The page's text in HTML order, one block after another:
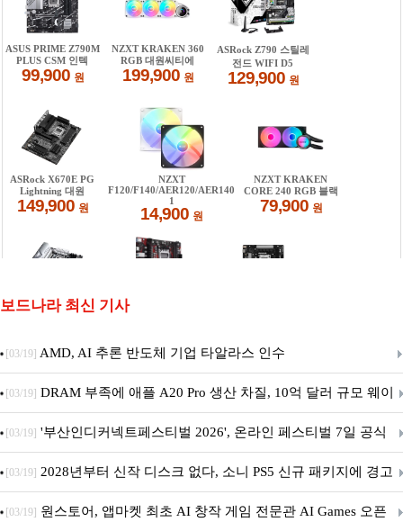
보드나라 최신 기사
[03/19] AMD, AI 추론 반도체 기업 타알라스 인수
[03/19] DRAM 부족에 애플 A20 Pro 생산 차질, 10억 달러 규모 웨이
퍼 대기
[03/19] '부산인디커넥트페스티벌 2026', 온라인 페스티벌 7일 공식
개막... 22일간 진행
[03/19] 2028년부터 신작 디스크 없다, 소니 PS5 신규 패키지에 경고
문 추가
[03/19] 원스토어, 앱마켓 최초 AI 창작 게임 전문관 AI Games 오픈